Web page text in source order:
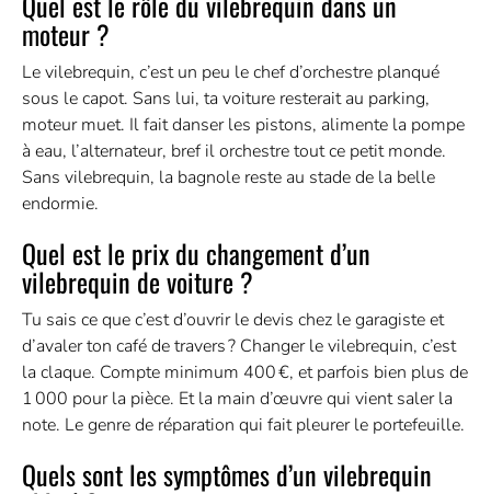
moteur ?
Le vilebrequin, c’est un peu le chef d’orchestre planqué
sous le capot. Sans lui, ta voiture resterait au parking,
moteur muet. Il fait danser les pistons, alimente la pompe
à eau, l’alternateur, bref il orchestre tout ce petit monde.
Sans vilebrequin, la bagnole reste au stade de la belle
endormie.
Quel est le prix du changement d’un
vilebrequin de voiture ?
Tu sais ce que c’est d’ouvrir le devis chez le garagiste et
d’avaler ton café de travers ? Changer le vilebrequin, c’est
la claque. Compte minimum 400 €, et parfois bien plus de
1 000 pour la pièce. Et la main d’œuvre qui vient saler la
note. Le genre de réparation qui fait pleurer le portefeuille.
Quels sont les symptômes d’un vilebrequin